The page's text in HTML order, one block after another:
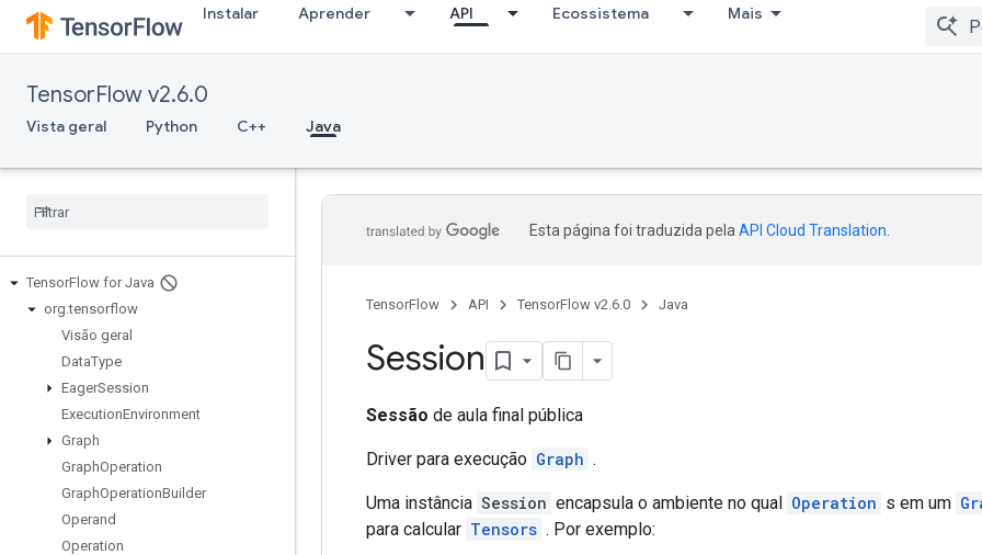
Instalar Aprender API Ecossistema Mais
TensorFlow v2.6.0
Vista geral Python C++ Java
TensorFlow for Java
org.tensorflow
Visão geral
DataType
EagerSession
ExecutionEnvironment
Graph
GraphOperation
GraphOperationBuilder
Operand
Operation
Esta página foi traduzida pela API Cloud Translation
TensorFlow API TensorFlow v2.6.0 Java
Session
Sessão de aula final pública
Driver para execução Graph .
Uma instância Session encapsula o ambiente no qual Operation s em um
para calcular Tensors . Por exemplo: